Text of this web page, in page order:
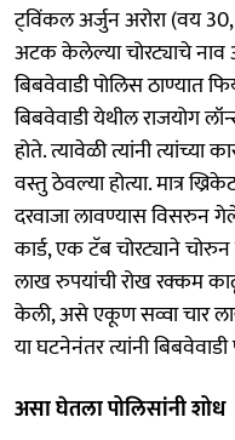
ट्‌विंकल अर्जुन अरोरा (वय
अटक केलेल्या चोरट्याचे नाव
बिबवेवाडी पोलिस ठाण्यात
बिबवेवाडी येथील राजयोग
होते. त्यावेळी त्यांनी त्यांच्या
वस्तु ठेवल्या होत्या. मात्र
दरवाजा लावण्यास विसरुन
कार्ड, एक टॅब चोरट्याने
लाख रुपयांची रोख रक्कम
केली, असे एकूण सव्वा चार
या घटनेनंतर त्यांनी बिबवेवाडी
असा घेतला पोलिसांनी शोध